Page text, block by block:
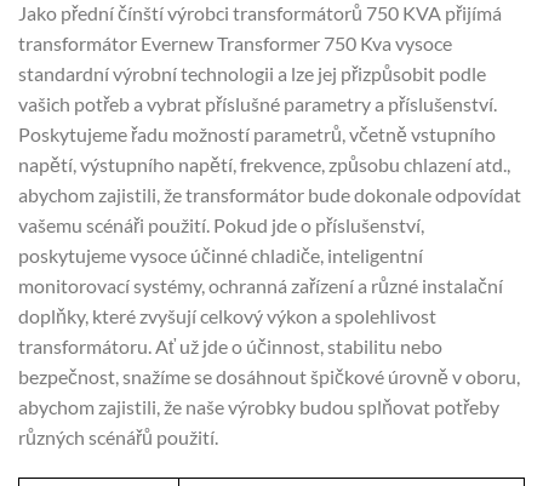
Jako přední čínští výrobci transformátorů 750 KVA přijímá
transformátor Evernew Transformer 750 Kva vysoce
standardní výrobní technologii a lze jej přizpůsobit podle
vašich potřeb a vybrat příslušné parametry a příslušenství.
Poskytujeme řadu možností parametrů, včetně vstupního
napětí, výstupního napětí, frekvence, způsobu chlazení atd.,
abychom zajistili, že transformátor bude dokonale odpovídat
vašemu scénáři použití. Pokud jde o příslušenství,
poskytujeme vysoce účinné chladiče, inteligentní
monitorovací systémy, ochranná zařízení a různé instalační
doplňky, které zvyšují celkový výkon a spolehlivost
transformátoru. Ať už jde o účinnost, stabilitu nebo
bezpečnost, snažíme se dosáhnout špičkové úrovně v oboru,
abychom zajistili, že naše výrobky budou splňovat potřeby
různých scénářů použití.